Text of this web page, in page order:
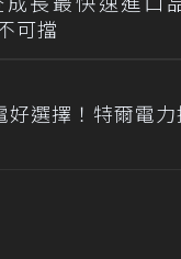
可擋
好選擇！特爾電